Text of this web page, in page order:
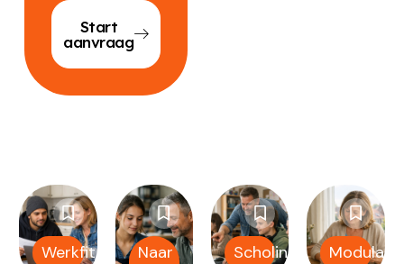
Start
aanvraag
Werkfit
Naar
Scholing Modulair